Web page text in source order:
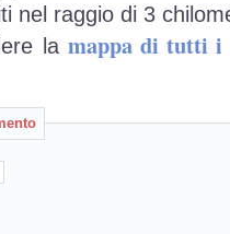
nel raggio di 3
la mappa di tutti i